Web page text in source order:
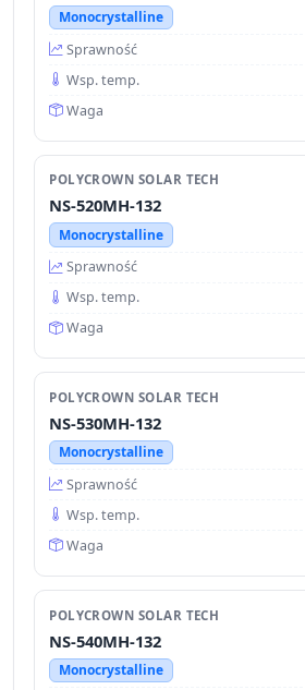
Monocrystalline
Sprawność
Wsp. temp.
Waga
POLYCROWN SOLAR TECH
NS-520MH-132
Monocrystalline
Sprawność
Wsp. temp.
Waga
POLYCROWN SOLAR TECH
NS-530MH-132
Monocrystalline
Sprawność
Wsp. temp.
Waga
POLYCROWN SOLAR TECH
NS-540MH-132
Monocrystalline